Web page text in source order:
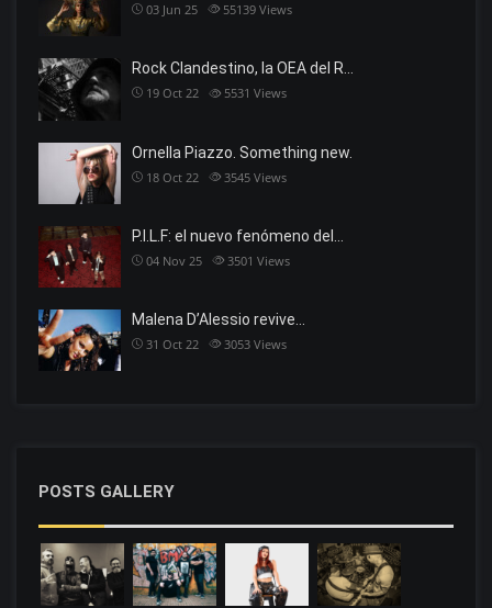
03 Jun 25 55139 Views
Rock Clandestino, la OEA del R…
19 Oct 22 5531 Views
Ornella Piazzo. Something new.
18 Oct 22 3545 Views
P.I.L.F: el nuevo fenómeno del…
04 Nov 25 3501 Views
Malena D’Alessio revive…
31 Oct 22 3053 Views
POSTS GALLERY